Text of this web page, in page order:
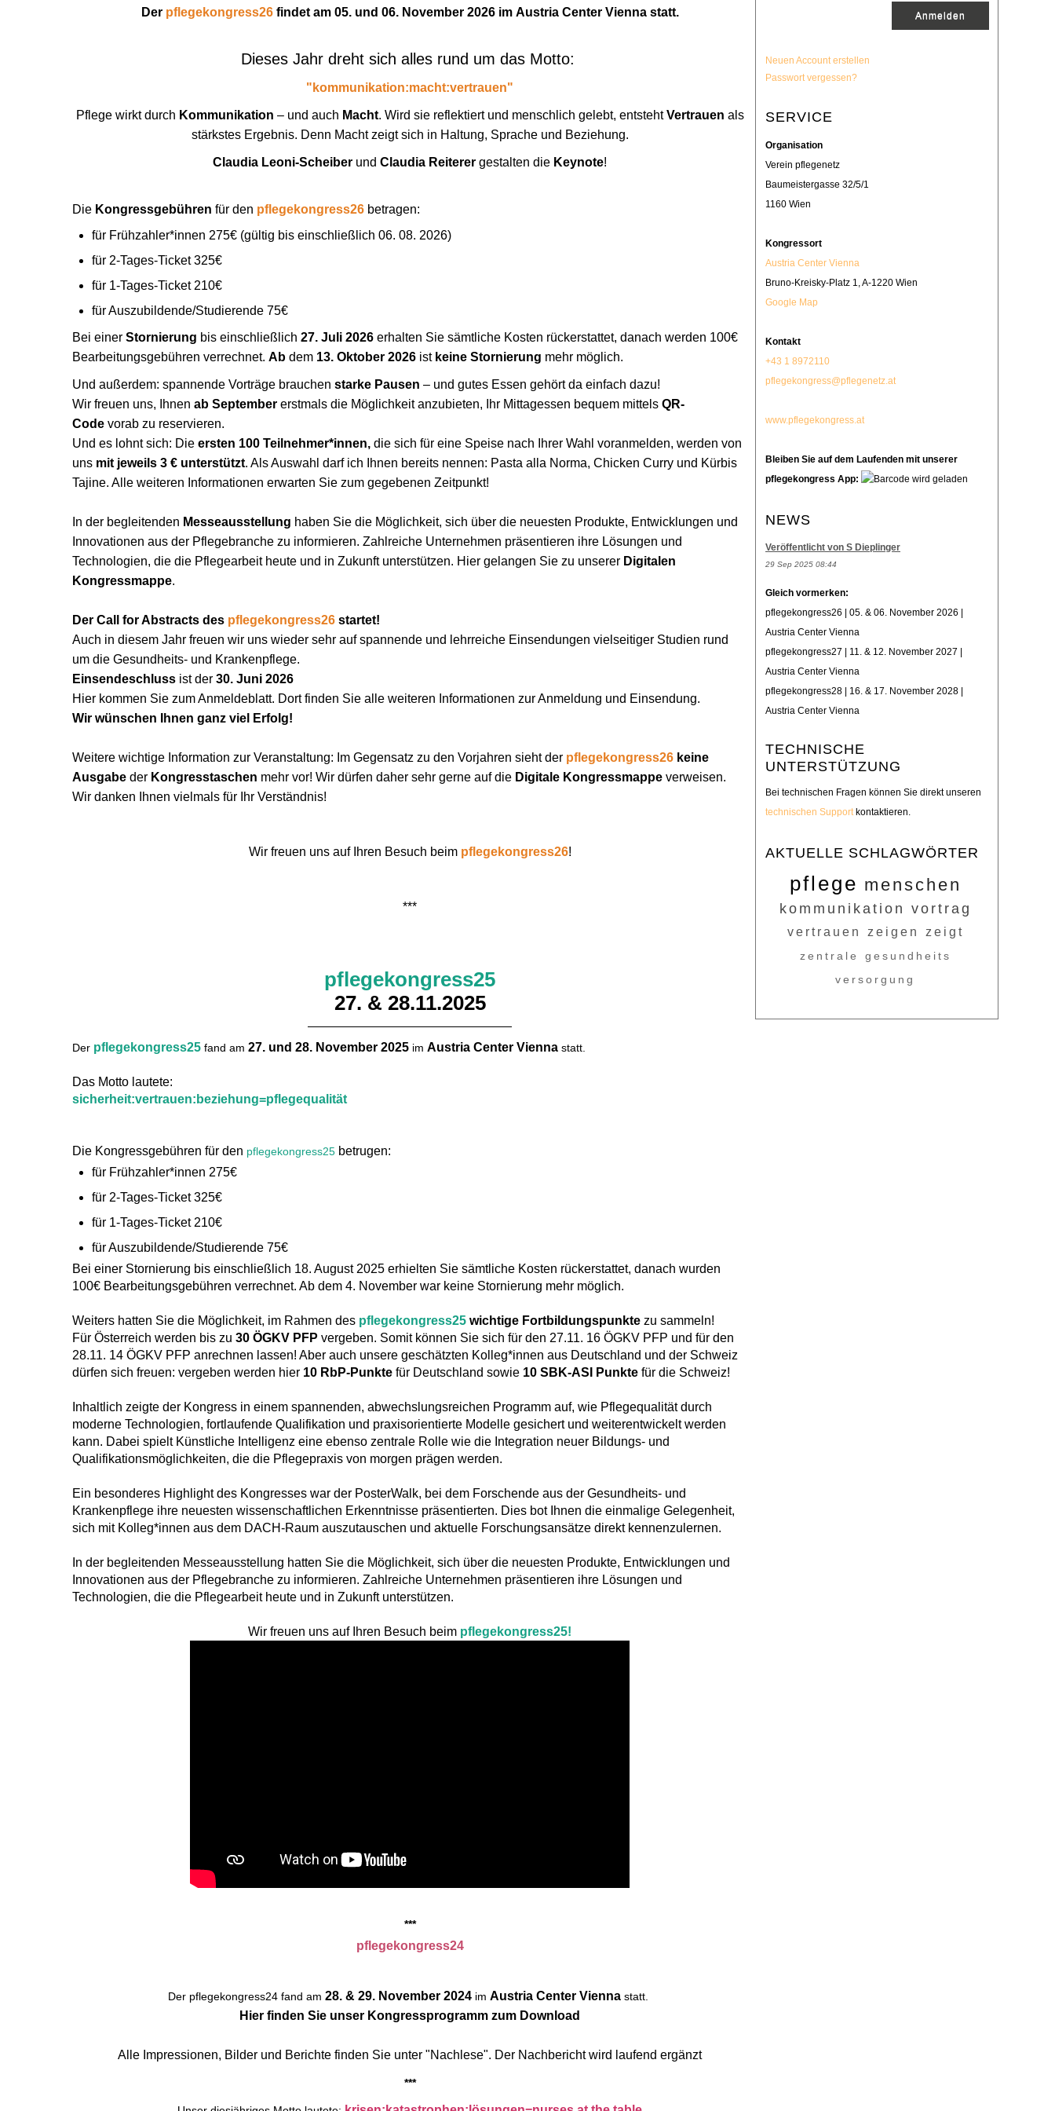
Neuen Account erstellen
Passwort vergessen?
SERVICE
Organisation
Verein pflegenetz
Baumeistergasse 32/5/1
1160 Wien
Kongressort
Austria Center Vienna
Bruno-Kreisky-Platz 1, A-1220 Wien
Google Map
Kontakt
+43 1 8972110
pflegekongress@pflegenetz.at
www.pflegekongress.at
Bleiben Sie auf dem Laufenden mit unserer
pflegekongress App:
NEWS
Veröffentlicht von S Dieplinger
29 Sep 2025 08:44
Gleich vormerken:
pflegekongress26 | 05. & 06. November 2026 |
Austria Center Vienna
pflegekongress27 | 11. & 12. November 2027 |
Austria Center Vienna
pflegekongress28 | 16. & 17. November 2028 |
Austria Center Vienna
TECHNISCHE
UNTERSTÜTZUNG
Bei technischen Fragen können Sie direkt unseren
technischen Supportkontaktieren.
AKTUELLE SCHLAGWÖRTER
pflege menschen
kommunikation vortrag
vertrauen zeigen zeigt
zentrale
gesundheits
versorgung
Der pflegekongress26findet am05. und 06. November 2026im Austria Center Viennastatt.
Dieses Jahr dreht sich alles rund um das Motto:
"kommunikation:macht:vertrauen"
Pflege wirkt durch Kommunikation – und auch Macht. Wird sie reflektiert und menschlich gelebt, entstehtVertrauen als
stärkstes Ergebnis. Denn Macht zeigt sich in Haltung, Sprache und Beziehung.​​​​​​
Claudia Leoni-Scheiber und Claudia Reiterer gestalten die Keynote!
Die Kongressgebühren für den pflegekongress26 betragen:
für Frühzahler*innen 275€ (gültig bis einschließlich 06. 08. 2026)
für 2-Tages-Ticket 325€
für 1-Tages-Ticket 210€
für Auszubildende/Studierende 75€
Bei einer Stornierung bis einschließlich 27. Juli 2026 erhalten Sie sämtliche Kosten rückerstattet, danach werden 100€
Bearbeitungsgebühren verrechnet. Ab dem 13. Oktober 2026 ist keine Stornierung mehr möglich.
Und außerdem: spannende Vorträge brauchen starke Pausen – und gutes Essen gehört da einfach dazu!
Wir freuen uns, Ihnen ab September erstmals die Möglichkeit anzubieten, Ihr Mittagessen bequem mittels QR-
Code vorab zu reservieren.
Und es lohnt sich: Die ersten 100 Teilnehmer*innen, die sich für eine Speise nach Ihrer Wahl voranmelden, werden von
uns mit jeweils 3 € unterstützt. Als Auswahl darf ich Ihnen bereits nennen: Pasta alla Norma, Chicken Curry und Kürbis
Tajine. Alle weiteren Informationen erwarten Sie zum gegebenen Zeitpunkt!
In der begleitenden Messeausstellung haben Sie die Möglichkeit, sich über die neuesten Produkte, Entwicklungen und
Innovationen aus der Pflegebranche zu informieren. Zahlreiche Unternehmen präsentieren ihre Lösungen und
Technologien, die die Pflegearbeit heute und in Zukunft unterstützen. Hier gelangen Sie zu unserer Digitalen
Kongressmappe.
Der Call for Abstracts des pflegekongress26 startet!
Auch in diesem Jahr freuen wir uns wieder sehr auf spannende und lehrreiche Einsendungen vielseitiger Studien rund
um die Gesundheits- und Krankenpflege.
​​​​​​Einsendeschluss ist der 30. Juni 2026
Hier kommen Sie zum Anmeldeblatt. Dort finden Sie alle weiteren Informationen zur Anmeldung und Einsendung.
Wir wünschen Ihnen ganz viel Erfolg!
Weitere wichtige Information zur Veranstaltung: Im Gegensatz zu den Vorjahren sieht der pflegekongress26 keine
Ausgabe der Kongresstaschen mehr vor! Wir dürfen daher sehr gerne auf die Digitale Kongressmappe verweisen.
Wir danken Ihnen vielmals für Ihr Verständnis!
Wir freuen uns auf Ihren Besuch beim pflegekongress26!
​​​​​​***
pflegekongress25
27. & 28.11.2025
Der pflegekongress25 fand am 27. und 28. November 2025 im Austria Center Vienna statt.
Das Motto lautete:
sicherheit:vertrauen:beziehung=pflegequalität
Die Kongressgebühren für den pflegekongress25 betrugen:
für Frühzahler*innen 275€
für 2-Tages-Ticket 325€
für 1-Tages-Ticket 210€
für Auszubildende/Studierende 75€
Bei einer Stornierung bis einschließlich 18. August 2025 erhielten Sie sämtliche Kosten rückerstattet, danach wurden
100€ Bearbeitungsgebühren verrechnet. Ab dem 4. November war keine Stornierung mehr möglich.
Weiters hatten Sie die Möglichkeit, im Rahmen des pflegekongress25 wichtige Fortbildungspunkte zu sammeln!
Für Österreich werden bis zu 30 ÖGKV PFP vergeben. Somit können Sie sich für den 27.11. 16 ÖGKV PFP und für den
28.11. 14 ÖGKV PFP anrechnen lassen! Aber auch unsere geschätzten Kolleg*innen aus Deutschland und der Schweiz
dürfen sich freuen: vergeben werden hier 10 RbP-Punkte für Deutschland sowie 10 SBK-ASI Punkte für die Schweiz!
Inhaltlich zeigte der Kongress in einem spannenden, abwechslungsreichen Programm auf, wie Pflegequalität durch
moderne Technologien, fortlaufende Qualifikation und praxisorientierte Modelle gesichert und weiterentwickelt werden
kann. Dabei spielt Künstliche Intelligenz eine ebenso zentrale Rolle wie die Integration neuer Bildungs- und
Qualifikationsmöglichkeiten, die die Pflegepraxis von morgen prägen werden.
Ein besonderes Highlight des Kongresses war der PosterWalk, bei dem Forschende aus der Gesundheits- und
Krankenpflege ihre neuesten wissenschaftlichen Erkenntnisse präsentierten. Dies bot Ihnen die einmalige Gelegenheit,
sich mit Kolleg*innen aus dem DACH-Raum auszutauschen und aktuelle Forschungsansätze direkt kennenzulernen.
In der begleitenden Messeausstellung hatten Sie die Möglichkeit, sich über die neuesten Produkte, Entwicklungen und
Innovationen aus der Pflegebranche zu informieren. Zahlreiche Unternehmen präsentieren ihre Lösungen und
Technologien, die die Pflegearbeit heute und in Zukunft unterstützen.
Wir freuen uns auf Ihren Besuch beim pflegekongress25!
​​​​​​***
pflegekongress24
Der pflegekongress24 fand am 28. & 29. November 2024 im Austria Center Vienna statt.
Hier finden Sie unser Kongressprogramm zum Download
Alle Impressionen, Bilder und Berichte finden Sie unter "Nachlese". Der Nachbericht wird laufend ergänzt
***​​​​​